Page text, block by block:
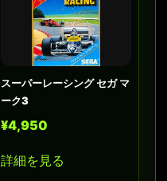
スーパーレーシング セガ マ
ーク3
¥4,950
詳細を見る